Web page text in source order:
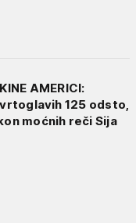
AMERICI:
125 odsto,
moćnih reči Sija